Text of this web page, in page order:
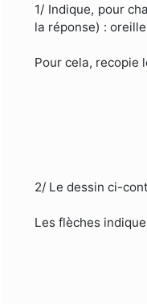
1/ Indique, pour
la réponse) :
Pour cela, recopie
2/ Le dessin ci-
Les flèches